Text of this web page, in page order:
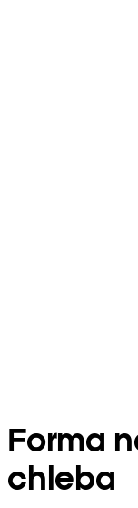
Forma
chleba